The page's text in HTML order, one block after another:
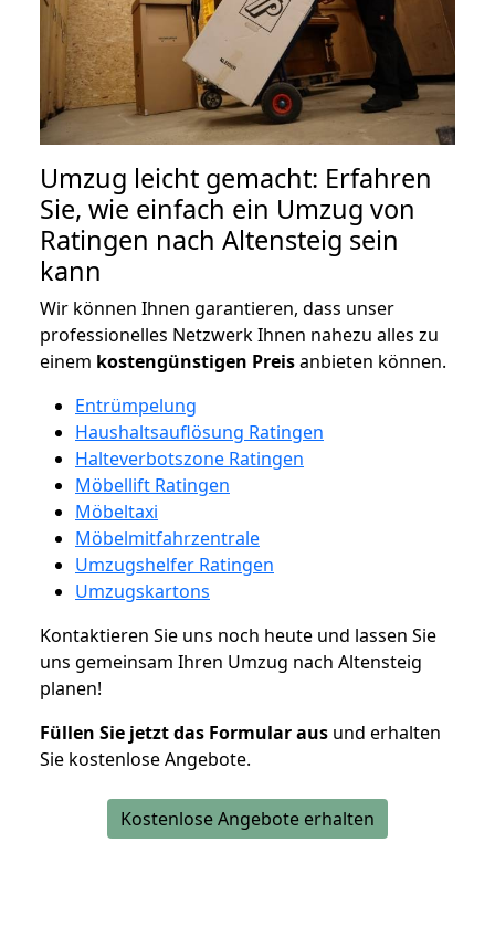
Umzug leicht gemacht: Erfahren
Sie, wie einfach ein Umzug von
Ratingen nach Altensteig sein
kann
Wir können Ihnen garantieren, dass unser
professionelles Netzwerk Ihnen nahezu alles zu
einem kostengünstigen Preisanbieten können.
Entrümpelung
Haushaltsauflösung Ratingen
Halteverbotszone Ratingen
Möbellift Ratingen
Möbeltaxi
Möbelmitfahrzentrale
Umzugshelfer Ratingen
Umzugskartons
Kontaktieren Sie uns noch heute und lassen Sie
uns gemeinsam Ihren Umzug nach Altensteig
planen!
Füllen Sie jetzt das Formular aus und erhalten
Sie kostenlose Angebote.
Kostenlose Angebote erhalten